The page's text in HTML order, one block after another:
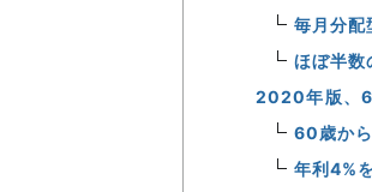
毎月分配
ほぼ半数
2020年版、
60歳か
年利4%